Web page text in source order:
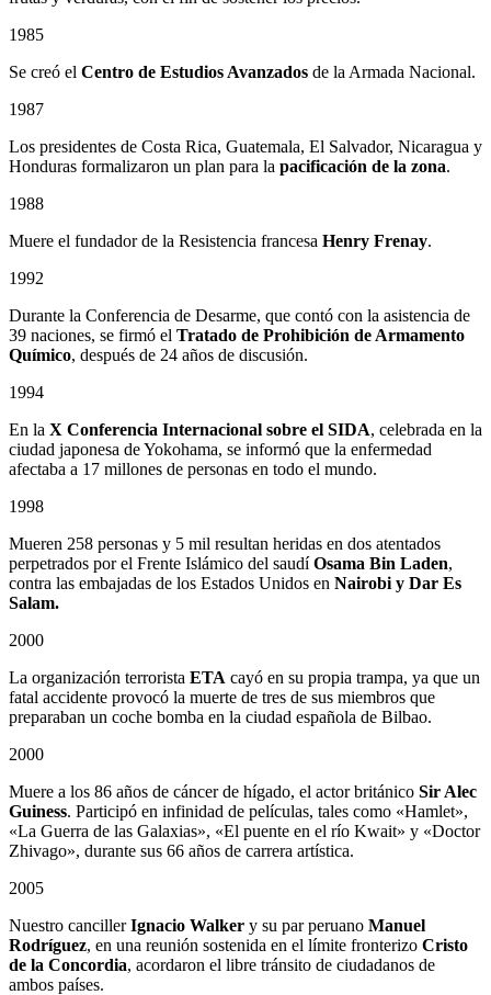
1985
Se creó el Centro de Estudios Avanzados de la Armada Nacional.
1987
Los presidentes de Costa Rica, Guatemala, El Salvador, Nicaragua y
Honduras formalizaron un plan para la pacificación de la zona.
1988
Muere el fundador de la Resistencia francesa Henry Frenay.
1992
Durante la Conferencia de Desarme, que contó con la asistencia de
39 naciones, se firmó el Tratado de Prohibición de Armamento
Químico, después de 24 años de discusión.
1994
En la X Conferencia Internacional sobre el SIDA, celebrada en la
ciudad japonesa de Yokohama, se informó que la enfermedad
afectaba a 17 millones de personas en todo el mundo.
1998
Mueren 258 personas y 5 mil resultan heridas en dos atentados
perpetrados por el Frente Islámico del saudíOsama Bin Laden,
contra las embajadas de los Estados Unidos en Nairobi y Dar Es
Salam.
2000
La organización terrorista ETA cayó en su propia trampa, ya que un
fatal accidente provocó la muerte de tres de sus miembros que
preparaban un coche bomba en la ciudad española de Bilbao.
2000
Muere a los 86 años de cáncer de hígado, el actor británico Sir Alec
Guiness. Participó en infinidad de películas, tales como «Hamlet»,
«La Guerra de las Galaxias», «El puente en el río Kwait» y «Doctor
Zhivago», durante sus 66 años de carrera artística.
2005
Nuestro cancillerIgnacio Walker y su par peruano Manuel
Rodríguez, en una reunión sostenida en el límite fronterizo Cristo
de la Concordia, acordaron el libre tránsito de ciudadanos de
ambos países.